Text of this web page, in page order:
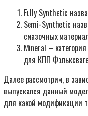
Fully Synthetic
Semi-Synthetic
смазочных
Mineral –
для КПП
Далее рассмотрим, в
выпускался данный
для какой модификации